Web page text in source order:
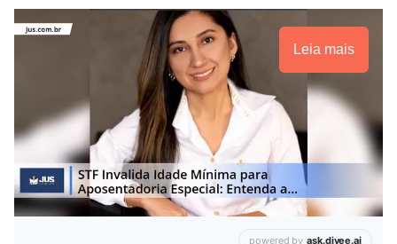
Leia mais